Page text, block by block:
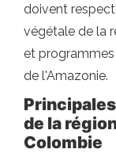
doivent
végétale de la
et
de l'Amazonie.
de la
Colombie